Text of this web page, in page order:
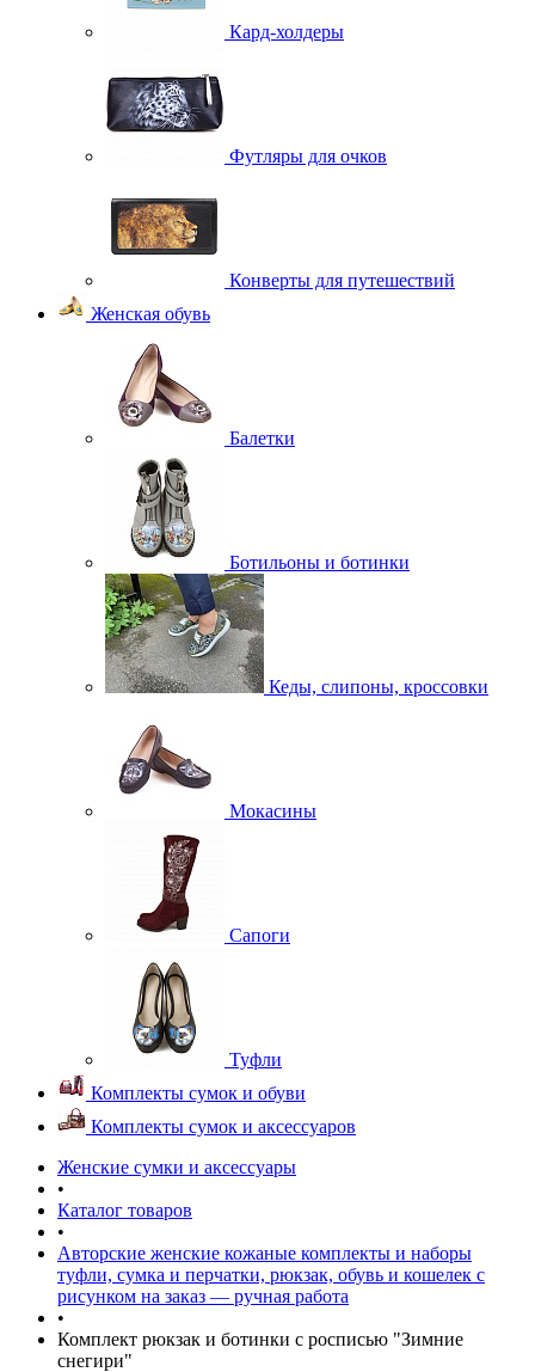
Кард-холдеры
Футляры для очков
Конверты для путешествий
Женская обувь
Балетки
Ботильоны и ботинки
Кеды, слипоны, кроссовки
Мокасины
Сапоги
Туфли
Комплекты сумок и обуви
Комплекты сумок и аксессуаров
Женские сумки и аксессуары
•
Каталог товаров
•
Авторские женские кожаные комплекты и наборы
туфли, сумка и перчатки, рюкзак, обувь и кошелек с
рисунком на заказ — ручная работа
•
Комплект рюкзак и ботинки с росписью "Зимние
снегири"